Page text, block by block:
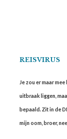
REISVIRUS
Je zou er maar
uitbraak liggen,
bepaald. Zit in de
mijn oom, broer,